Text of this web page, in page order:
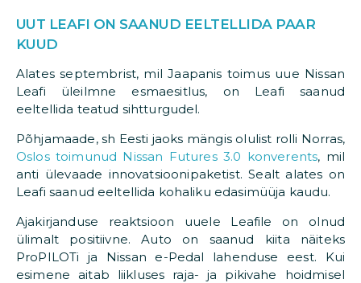
UUT LEAFI ON SAANUD EELTELLIDA PAAR
KUUD
Alates septembrist, mil Jaapanis toimus uue Nissan
Leafi üleilmne esmaesitlus, on Leafi saanud
eeltellida teatud sihtturgudel.
Põhjamaade, sh Eesti jaoks mängis olulist rolli Norras,
Oslos toimunud Nissan Futures 3.0 konverents, mil
anti ülevaade innovatsioonipaketist. Sealt alates on
Leafi saanud eeltellida kohaliku edasimüüja kaudu.
Ajakirjanduse reaktsioon uuele Leafile on olnud
ülimalt positiivne. Auto on saanud kiita näiteks
ProPILOTi ja Nissan e-Pedal lahenduse eest. Kui
esimene aitab liikluses raja- ja pikivahe hoidmisel